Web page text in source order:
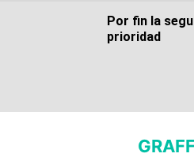
Por fin la
prioridad